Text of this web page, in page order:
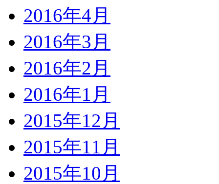
2016年4月
2016年3月
2016年2月
2016年1月
2015年12月
2015年11月
2015年10月